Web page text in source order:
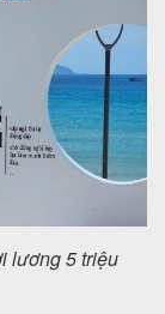
lương 5 triệu